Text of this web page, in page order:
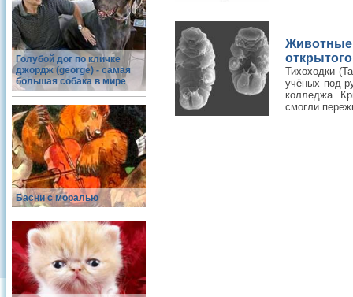
Голубой дог по кличке
джордж (george) - самая
большая собака в мире
Басни с моралью
Тихоходки
учёных под
колледжа
смогли